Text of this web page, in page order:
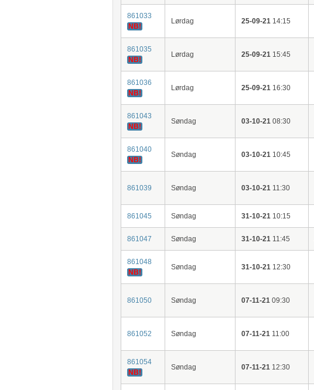
861033
NB!
Lørdag 25-09-2114:15
861035
NB!
Lørdag 25-09-2115:45
861036
NB!
Lørdag 25-09-2116:30
861043
NB!
Søndag 03-10-2108:30
861040
NB!
Søndag 03-10-2110:45
861039 Søndag 03-10-2111:30
861045 Søndag 31-10-2110:15
861047 Søndag 31-10-2111:45
861048
NB!
Søndag 31-10-2112:30
861050 Søndag 07-11-2109:30
861052 Søndag 07-11-2111:00
861054
NB!
Søndag 07-11-2112:30